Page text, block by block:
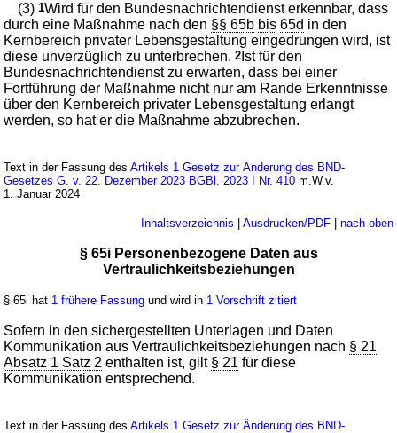
(3)1Wird für den Bundesnachrichtendienst erkennbar, dass
durch eine Maßnahme nach den §§ 65b bis 65d in den
Kernbereich privater Lebensgestaltung eingedrungen wird, ist
diese unverzüglich zu unterbrechen.2 Ist für den
Bundesnachrichtendienst zu erwarten, dass bei einer
Fortführung der Maßnahme nicht nur am Rande Erkenntnisse
über den Kernbereich privater Lebensgestaltung erlangt
werden, so hat er die Maßnahme abzubrechen.
Text in der Fassung desArtikels 1 Gesetz zur Änderung des BND-
Gesetzes G. v. 22. Dezember 2023 BGBl. 2023 I Nr. 410 m.W.v.
1. Januar 2024
Inhaltsverzeichnis Ausdrucken/PDF| nach oben
§ 65i Personenbezogene Daten aus
Vertraulichkeitsbeziehungen
§ 65i hat 1 frühere Fassung und wird in 1 Vorschrift zitiert
Sofern in den sichergestellten Unterlagen und Daten
Kommunikation aus Vertraulichkeitsbeziehungen nach § 21
Absatz 1 Satz 2 enthalten ist, gilt § 21 für diese
Kommunikation entsprechend.
Text in der Fassung desArtikels 1 Gesetz zur Änderung des BND-